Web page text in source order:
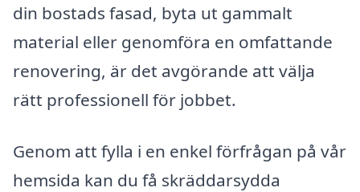
din bostads fasad, byta ut gammalt
material eller genomföra en omfattande
renovering, är det avgörande att välja
rätt professionell för jobbet.
Genom att fylla i en enkel förfrågan på vår
hemsida kan du få skräddarsydda